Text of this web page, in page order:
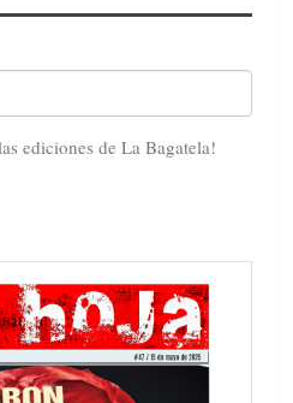
ediciones de La Bagatela!